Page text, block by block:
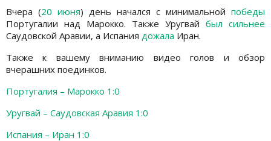
Вчера (20 июня) день начался с минимальной победы
Португалии над Марокко. Также Уругвай был сильнее
Саудовской Аравии, а Испания дожала Иран.
Также к вашему вниманию видео голов и обзор
вчерашних поединков.
Португалия – Марокко 1:0
Уругвай – Саудовская Аравия 1:0
Испания – Иран 1:0